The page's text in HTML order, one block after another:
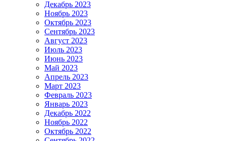
Декабрь 2023
Ноябрь 2023
Октябрь 2023
Сентябрь 2023
Август 2023
Июль 2023
Июнь 2023
Май 2023
Апрель 2023
Март 2023
Февраль 2023
Январь 2023
Декабрь 2022
Ноябрь 2022
Октябрь 2022